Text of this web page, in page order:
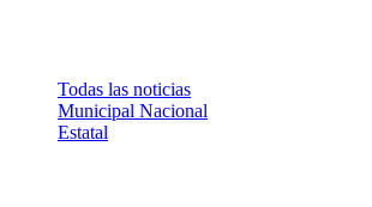
Todas las noticias
Municipal Nacional
Estatal